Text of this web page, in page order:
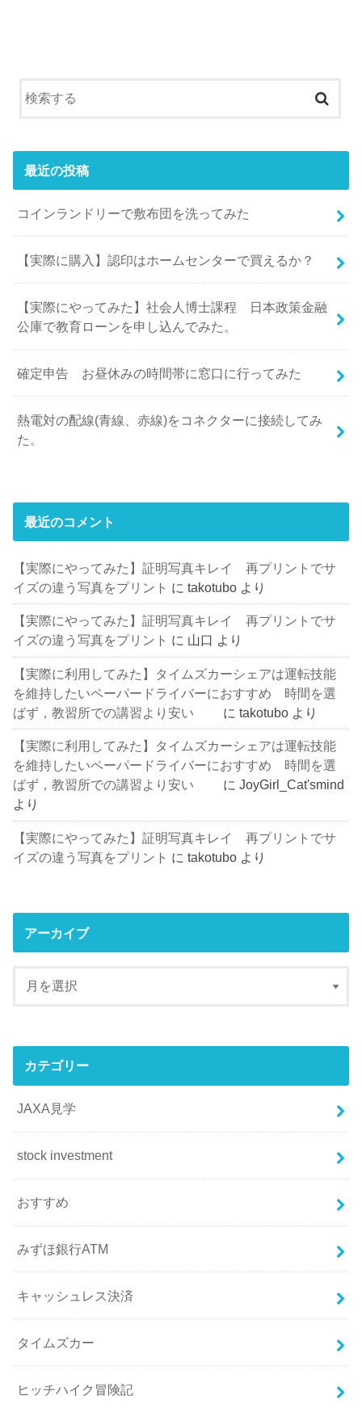
最近の投稿
コインランドリーで敷布団を洗ってみた
【実際に購入】認印はホームセンターで買えるか？
【実際にやってみた】社会人博士課程 日本政策金融
公庫で教育ローンを申し込んでみた。
確定申告 お昼休みの時間帯に窓口に行ってみた
熱電対の配線(青線、赤線)をコネクターに接続してみ
た。
最近のコメント
【実際にやってみた】証明写真キレイ 再プリントでサ
イズの違う写真をプリント にtakotubo より
【実際にやってみた】証明写真キレイ 再プリントでサ
イズの違う写真をプリント に 山口 より
【実際に利用してみた】タイムズカーシェアは運転技能
を維持したいペーパードライバーにおすすめ 時間を選
ばず，教習所での講習より安い
にtakotubo より
【実際に利用してみた】タイムズカーシェアは運転技能
を維持したいペーパードライバーにおすすめ 時間を選
ばず，教習所での講習より安い
にJoyGirl_Cat'smind
より
【実際にやってみた】証明写真キレイ 再プリントでサ
イズの違う写真をプリント にtakotubo より
アーカイブ
カテゴリー
JAXA見学
stock investment
おすすめ
みずほ銀行ATM
キャッシュレス決済
タイムズカー
ヒッチハイク冒険記